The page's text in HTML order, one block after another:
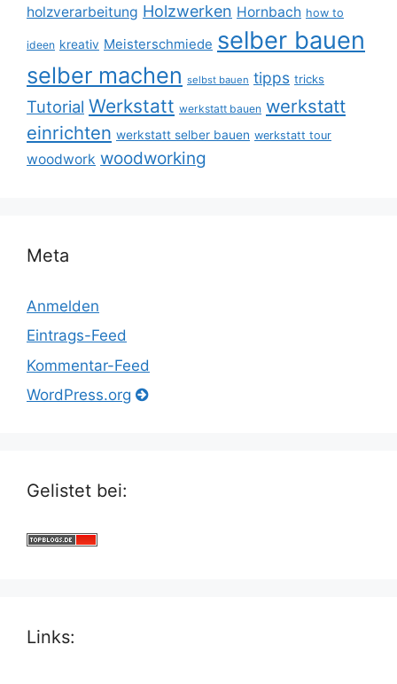
holzverarbeitung Holzwerken Hornbach how to
ideen kreativ Meisterschmiede selber bauen
selber machen selbst bauen tipps tricks
Tutorial Werkstatt werkstatt bauen werkstatt
einrichten werkstatt selber bauen werkstatt tour
woodwork woodworking
Meta
Anmelden
Eintrags-Feed
Kommentar-Feed
WordPress.org
Gelistet bei:
Links: